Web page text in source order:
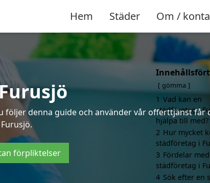
Hem Städer Om /
denna guide och använder vår offerttjänst får
förpliktelser
gömma
1 Vad kan en
städföretag i
hjälpa till med?
2 Hur mycket
städföretag i
3 Fördelar
städföretag i
4 Sök efter en